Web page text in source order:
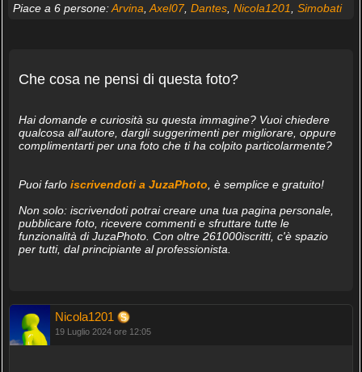
Piace a 6 persone:Arvina Axel07, Dantes, Nicola1201 Simobati
Che cosa ne pensi di questa foto?
Hai domande e curiosità su questa immagine? Vuoi chiedere
qualcosa all'autore, dargli suggerimenti per migliorare, oppure
complimentarti per una foto che ti ha colpito particolarmente?
Puoi farlo iscrivendoti a JuzaPhoto , è semplice e gratuito!
Non solo: iscrivendoti potrai creare una tua pagina personale,
pubblicare foto, ricevere commenti e sfruttare tutte le
funzionalità di JuzaPhoto. Con oltre 261000iscritti, c'è spazio
per tutti, dal principiante al professionista.
Nicola1201
19 Luglio 2024 ore 12:05